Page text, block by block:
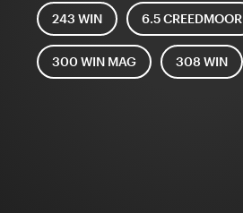
243 WIN 6.5 CREEDMOOR
300 WIN MAG 308 WIN